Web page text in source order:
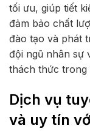
tối ưu, giúp tiết
đảm bảo chất
đào tạo và phát
đội ngũ nhân sự
thách thức trong
Dịch vụ
và uy tín